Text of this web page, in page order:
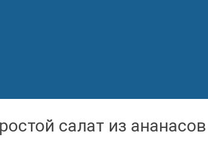
салат из